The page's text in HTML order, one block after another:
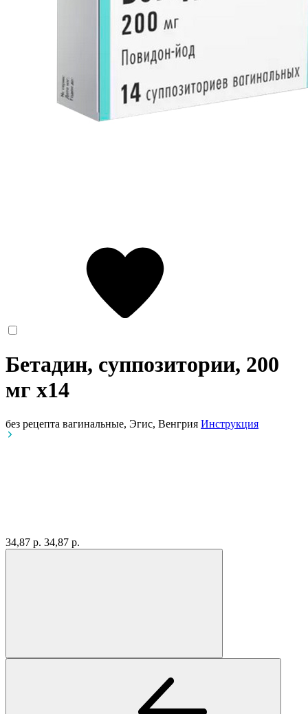
Бетадин, суппозитории, 200
мг x14
без рецепта вагинальные, Эгис, Венгрия Инструкция
34,87 р. 34,87 р.